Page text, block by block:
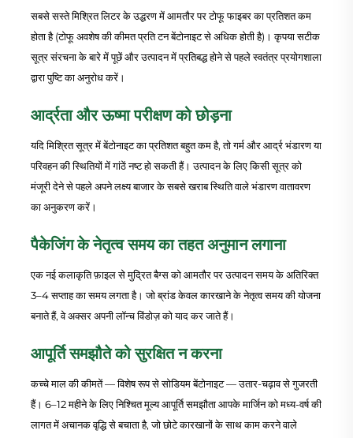
सबसे सस्ते मिश्रित लिटर के उद्धरण में आमतौर पर टोफू फाइबर का प्रतिशत कम
होता है (टोफू अवशेष की कीमत प्रति टन बेंटोनाइट से अधिक होती है)। कृपया सटीक
सूत्र संरचना के बारे में पूछें और उत्पादन में प्रतिबद्ध होने से पहले स्वतंत्र प्रयोगशाला
द्वारा पुष्टि का अनुरोध करें।
आर्द्रता और ऊष्मा परीक्षण को छोड़ना
यदि मिश्रित सूत्र में बेंटोनाइट का प्रतिशत बहुत कम है, तो गर्म और आर्द्र भंडारण या
परिवहन की स्थितियों में गांठें नष्ट हो सकती हैं। उत्पादन के लिए किसी सूत्र को
मंजूरी देने से पहले अपने लक्ष्य बाजार के सबसे खराब स्थिति वाले भंडारण वातावरण
का अनुकरण करें।
पैकेजिंग के नेतृत्व समय का तहत अनुमान लगाना
एक नई कलाकृति फ़ाइल से मुद्रित बैग्स को आमतौर पर उत्पादन समय के अतिरिक्त
3–4 सप्ताह का समय लगता है। जो ब्रांड केवल कारखाने के नेतृत्व समय की योजना
बनाते हैं, वे अक्सर अपनी लॉन्च विंडोज़ को याद कर जाते हैं।
आपूर्ति समझौते को सुरक्षित न करना
कच्चे माल की कीमतें — विशेष रूप से सोडियम बेंटोनाइट — उतार-चढ़ाव से गुजरती
हैं। 6–12 महीने के लिए निश्चित मूल्य आपूर्ति समझौता आपके मार्जिन को मध्य-वर्ष की
लागत में अचानक वृद्धि से बचाता है, जो छोटे कारखानों के साथ काम करने वाले